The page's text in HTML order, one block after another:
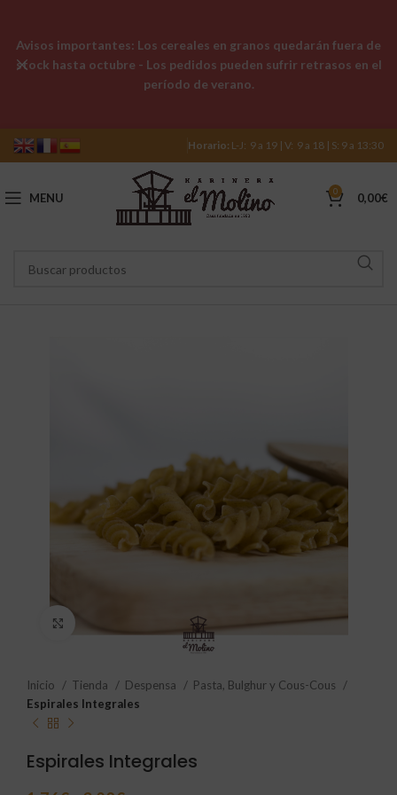
Horario: L-J: 9 a 19 | V: 9 a 18 | S: 9 a 13:30
MENU 0 0,00€
Inicio Tienda Despensa
Pasta, Bulghur y Cous-Cous
Espirales Integrales
Espirales Integrales
Avisos importantes: Los cereales en granos quedarán fuera de
stock hasta octubre - Los pedidos pueden sufrir retrasos en el
período de verano.